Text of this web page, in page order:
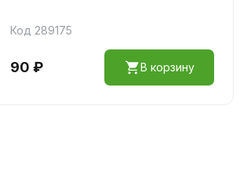
Код 289175
90 ₽ В корзину